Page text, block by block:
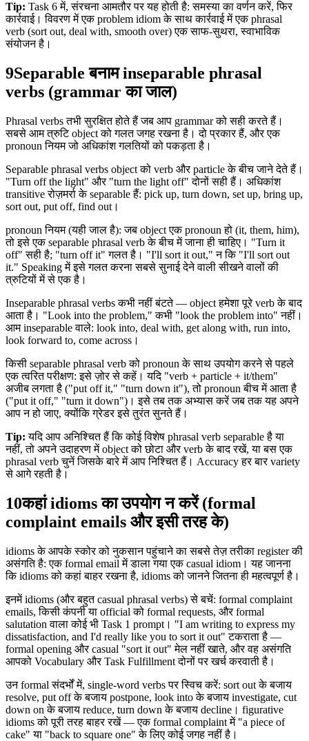
Tip: Task 6 में, संरचना आमतौर पर यह होती है: समस्या का वर्णन करें, फिर
कार्रवाई। विवरण में एक problem idiom के साथ कार्रवाई में एक phrasal
verb (sort out, deal with, smooth over) एक साफ-सुथरा, स्वाभाविक
संयोजन है।
9Separable बनाम inseparable phrasal
verbs (grammar का जाल)
Phrasal verbs तभी सुरक्षित होते हैं जब आप grammar को सही करते हैं।
सबसे आम त्रुटि object को गलत जगह रखना है। दो प्रकार हैं, और एक
pronoun नियम जो अधिकांश गलतियों को पकड़ता है।
Separable phrasal verbs object को verb और particle के बीच जाने देते हैं।
"Turn off the light" और "turn the light off" दोनों सही हैं। अधिकांश
transitive रोज़मर्रा के separable हैं: pick up, turn down, set up, bring up,
sort out, put off, find out।
pronoun नियम (यही जाल है): जब object एक pronoun हो (it, them, him),
तो इसे एक separable phrasal verb के बीच में जाना ही चाहिए। "Turn it
off" सही है; "turn off it" गलत है। "I'll sort it out," न कि "I'll sort out
it." Speaking में इसे गलत करना सबसे सुनाई देने वाली सीखने वालों की
त्रुटियों में से एक है।
Inseparable phrasal verbs कभी नहीं बंटते — object हमेशा पूरे verb के बाद
आता है। "Look into the problem," कभी "look the problem into" नहीं।
आम inseparable वाले: look into, deal with, get along with, run into,
look forward to, come across।
किसी separable phrasal verb को pronoun के साथ उपयोग करने से पहले
एक त्वरित परीक्षण: इसे ज़ोर से कहें। यदि "verb + particle + it/them"
अजीब लगता है ("put off it," "turn down it"), तो pronoun बीच में आता है
("put it off," "turn it down")। इसे तब तक अभ्यास करें जब तक यह अपने
आप न हो जाए, क्योंकि ग्रेडर इसे तुरंत सुनते हैं।
Tip: यदि आप अनिश्चित हैं कि कोई विशेष phrasal verb separable है या
नहीं, तो अपने उदाहरण में object को छोटा और verb के बाद रखें, या बस एक
phrasal verb चुनें जिसके बारे में आप निश्चित हैं। Accuracy हर बार variety
से आगे रहती है।
10कहां idioms का उपयोग न करें (formal
complaint emails और इसी तरह के)
idioms के आपके स्कोर को नुकसान पहुंचाने का सबसे तेज़ तरीका register की
असंगति है: एक formal email में डाला गया एक casual idiom। यह जानना
कि idioms को कहां बाहर रखना है, idioms को जानने जितना ही महत्वपूर्ण है।
इनमें idioms (और बहुत casual phrasal verbs) से बचें: formal complaint
emails, किसी कंपनी या official को formal requests, और formal
salutation वाला कोई भी Task 1 prompt। "I am writing to express my
dissatisfaction, and I'd really like you to sort it out" टकराता है —
formal opening और casual "sort it out" मेल नहीं खाते, और वह असंगति
आपको Vocabulary और Task Fulfillment दोनों पर खर्च करवाती है।
उन formal संदर्भों में, single-word verbs पर स्विच करें: sort out के बजाय
resolve, put off के बजाय postpone, look into के बजाय investigate, cut
down on के बजाय reduce, turn down के बजाय decline। figurative
idioms को पूरी तरह बाहर रखें — एक formal complaint में "a piece of
cake" या "back to square one" के लिए कोई जगह नहीं है।